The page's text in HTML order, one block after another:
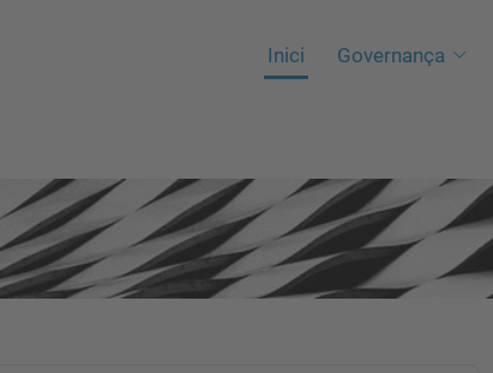
Inici Governança